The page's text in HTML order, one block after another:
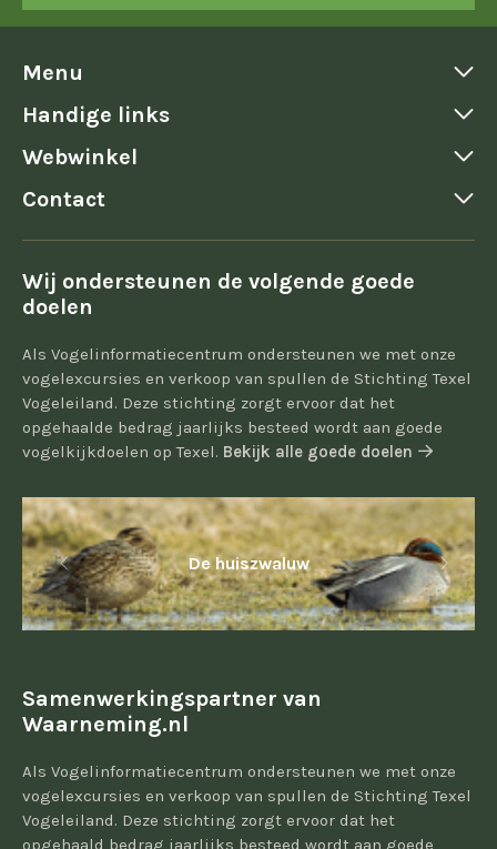
Menu
Handige links
Webwinkel
Contact
Wij ondersteunen de volgende goede
doelen
Als Vogelinformatiecentrum ondersteunen we met onze
vogelexcursies en verkoop van spullen de Stichting Texel
Vogeleiland. Deze stichting zorgt ervoor dat het
opgehaalde bedrag jaarlijks besteed wordt aan goede
vogelkijkdoelen op Texel. Bekijk alle goede doelen
De huiszwaluw
Samenwerkingspartner van
Waarneming.nl
Als Vogelinformatiecentrum ondersteunen we met onze
vogelexcursies en verkoop van spullen de Stichting Texel
Vogeleiland. Deze stichting zorgt ervoor dat het
opgehaald bedrag jaarlijks besteed wordt aan goede